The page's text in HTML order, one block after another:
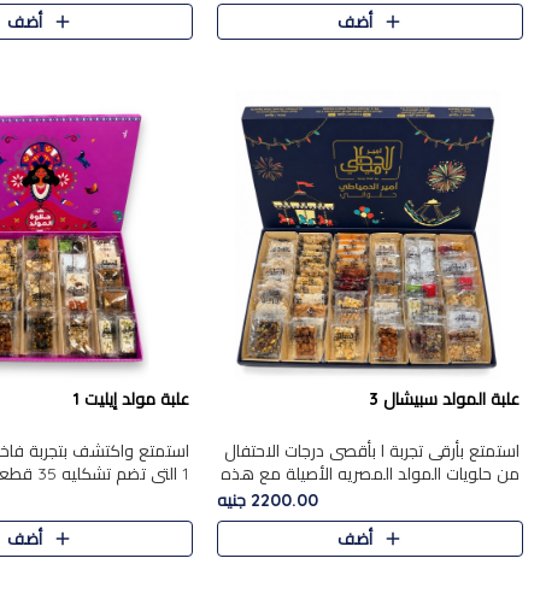
أضف
أضف
علبة المولد سبيشال 3
استمتع بأرقى تجربة ا بأقصى درجات الاحتفال
من حلويات المولد المصريه الأصيلة مع هذه
الفخامة مع علبة سبيشال 3 التي تضم 56
قطعة من تشكيلة استثن..
2200.00 جنيه
أضف
علبة مولد إيليت 1
استمتع واكتشف بتجربة
1 التي
حلويات المولد المصري
بشكل جميل في علبة
أضف